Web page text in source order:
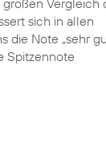
Vergleich
sich in allen
die Note „sehr
Spitzennote